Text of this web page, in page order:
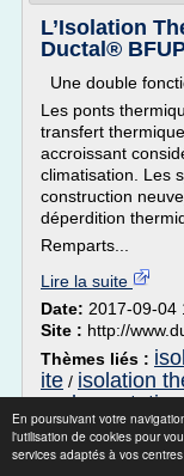
En poursuivant votre
l'utilisation de cookies pour
services adaptés à vos
L’Isolation
Ductal®
Une double
Les ponts
transfert
accroissant
climatisation. Les
construction
déperdition
Remparts...
Lire la suite
Date: 2017-09-04
Site : http://
Thèmes liés :
ite / isolation
reglementation
l'exterieur/
isolation